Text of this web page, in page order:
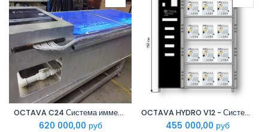
OCTAVA C24 Система иммерсионного охлаждения
620 000,00 руб
OCTAVA HYDRO V12 - Система охлаждения Antminer Hydro
455 000,00 руб